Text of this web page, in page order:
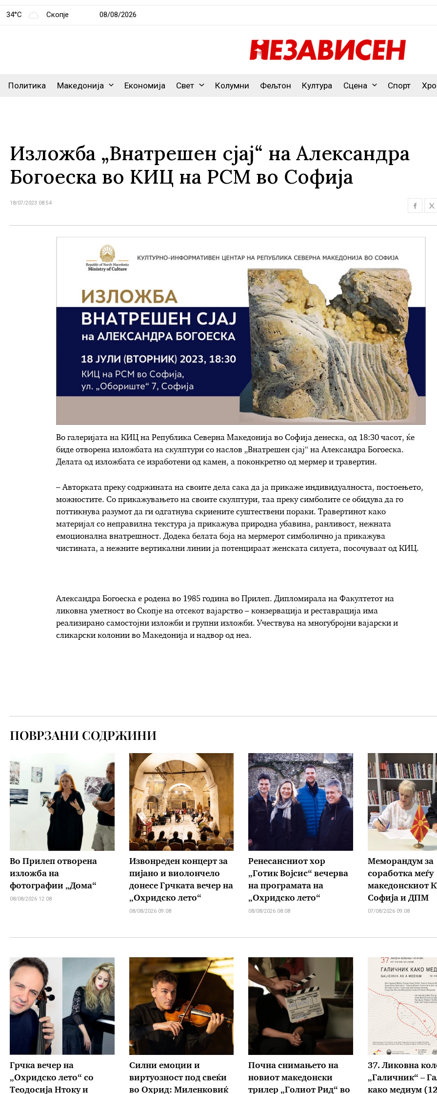
34°C Скопје 08/08/2026
Политика Македонија Економија Свет Колумни Фељтон Култура Сцена Спорт
Изложба „Внатрешен сјај“ на Александра
Богоеска во КИЦ на РСМ во Софија
18/07/2023 08:54
Во галеријата на КИЦ на Република Северна Македонија во Софија денеска, од 18:30 часот, ќе
биде отворена изложбата на скулптури со наслов „Внатрешен сјај“ на Александра Богоеска.
Делата од изложбата се изработени од камен, а поконкретно од мермер и травертин.
– Авторката преку содржината на своите дела сака да ја прикаже индивидуалноста, постоењето,
можностите. Со прикажувањето на своите скулптури, таа преку симболите се обидува да го
поттикнува разумот да ги одгатнува скриените суштествени пораки. Травертинот како
материјал со неправилна текстура ја прикажува природна убавина, ранливост, нежната
емоционална внатрешност. Додека белата боја на мермерот симболично ја прикажува
чистината, а нежните вертикални линии ја потенцираат женската силуета, посочуваат од КИЦ.
Александра Богоеска е родена во 1985 година во Прилеп. Дипломирала на Факултетот на
ликовна уметност во Скопје на отсекот вајарство – конзервација и реставрација има
реализирано самостојни изложби и групни изложби. Учествува на многубројни вајарски и
сликарски колонии во Македонија и надвор од неа.
ПОВРЗАНИ СОДРЖИНИ
Во Прилеп отворена
изложба на
фотографии „Дома“
08/08/2026 12:08
Извонреден концерт за
пијано и виолончело
донесе Грчката вечер на
„Охридско лето“
08/08/2026 09:08
Ренесансниот хор
„Готик Војсис“ вечерва
на програмата на
„Охридско лето“
08/08/2026 08:08
Меморандум за
соработка меѓу
македонскиот
Софија и ДПМ
07/08/2026 09:08
Грчка вечер на
„Охридско лето“ со
Теодосија Нтоку и
Силни емоции и
виртуозност под свеќи
во Охрид: Миленковиќ
Почна снимањето на
новиот македонски
трилер „Голиот Рид“ во
37. Ликовна
„Галичник“ –
како медиум